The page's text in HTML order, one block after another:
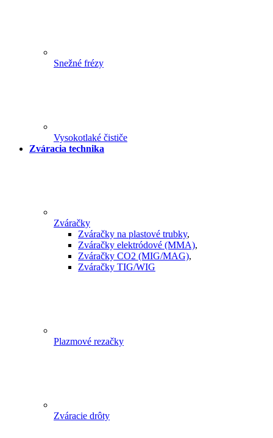
Snežné frézy
Vysokotlaké čističe
Zváracia technika
Zváračky
Zváračky na plastové trubky,
Zváračky elektródové (MMA),
Zváračky CO2 (MIG/MAG),
Zváračky TIG/WIG
Plazmové rezačky
Zváracie drôty